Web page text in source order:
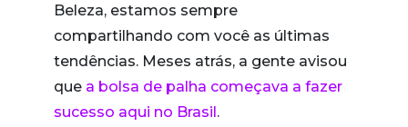
Beleza, estamos sempre
compartilhando com você as últimas
tendências. Meses atrás, a gente avisou
que a bolsa de palha começava a fazer
sucesso aqui no Brasil.